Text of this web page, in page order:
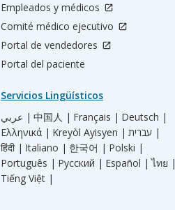
Empleados y médicos
Comité médico ejecutivo
Portal de vendedores
Portal del paciente
Servicios Lingüísticos
عربي | 中国人 | Français | Deutsch |
Ελληνικά | Kreyòl Ayisyen |
עברית |
हिंदी | Italiano | 한국어 | Polski |
Português | Русский | Español | ไทย |
Tiếng Việt |